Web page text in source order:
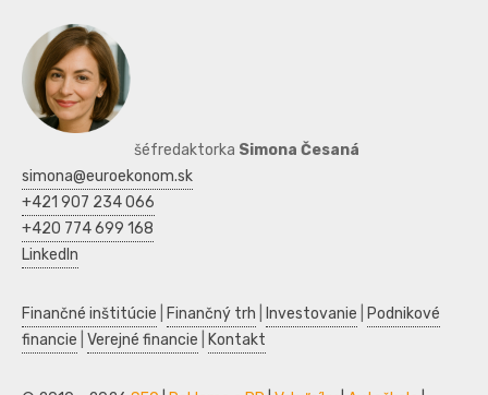
šéfredaktorka Simona Česaná
simona@euroekonom.sk
+421 907 234 066
+420 774 699 168
LinkedIn
Finančné inštitúcie Finančný trh Investovanie
Podnikové
financie Verejné financie Kontakt